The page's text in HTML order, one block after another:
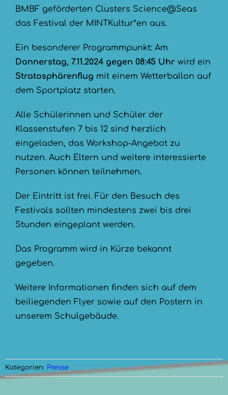
BMBF geförderten Clusters Science@Seas
das Festival der MINTKultur*en aus.
Ein besonderer Programmpunkt: Am
Donnerstag, 7.11.2024 gegen 08:45 Uhrwird ein
Stratosphärenflug mit einem Wetterballon auf
dem Sportplatz starten.
Alle Schülerinnen und Schüler der
Klassenstufen 7 bis 12 sind herzlich
eingeladen, das Workshop-Angebot zu
nutzen. Auch Eltern und weitere interessierte
Personen können teilnehmen.
Der Eintritt ist frei. Für den Besuch des
Festivals sollten mindestens zwei bis drei
Stunden eingeplant werden.
Das Programm wird in Kürze bekannt
gegeben.
Weitere Informationen finden sich auf dem
beiliegenden Flyer sowie auf den Postern in
unserem Schulgebäude.
Kategorien: Presse